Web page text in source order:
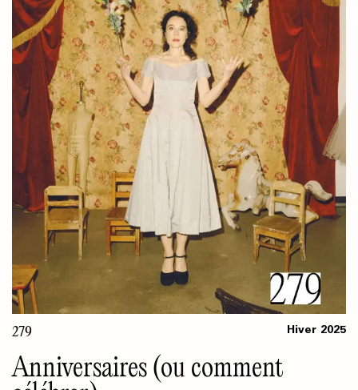
279 Hiver 2025
Anniversaires (ou comment